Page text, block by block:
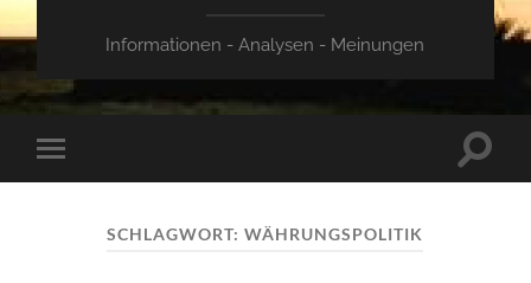
Informationen - Analysen - Meinungen
Mobile-
Menü
SCHLAGWORT:WÄHRUNGSPOLITIK